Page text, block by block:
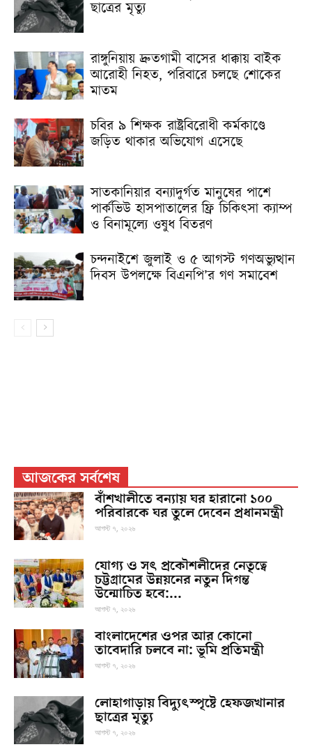
ছাত্রের মৃত্যু
রাঙ্গুনিয়ায় দ্রুতগামী বাসের ধাক্কায় বাইক
আরোহী নিহত, পরিবারে চলছে শোকের
মাতম
চবির ৯ শিক্ষক রাষ্ট্রবিরোধী কর্মকাণ্ডে
জড়িত থাকার অভিযোগ এসেছে
সাতকানিয়ার বন্যাদুর্গত মানুষের পাশে
পার্কভিউ হাসপাতালের ফ্রি চিকিৎসা ক্যাম্প
ও বিনামূল্যে ওষুধ বিতরণ
চন্দনাইশে জুলাই ও ৫ আগস্ট গণঅভ্যুত্থান
দিবস উপলক্ষে বিএনপি’র গণ সমাবেশ
আজকের সর্বশেষ
বাঁশখালীতে বন্যায় ঘর হারানো ১০০
পরিবারকে ঘর তুলে দেবেন প্রধানমন্ত্রী
আগস্ট ৭, ২০২৬
যোগ্য ও সৎ প্রকৌশলীদের নেতৃত্বে
চট্টগ্রামের উন্নয়নের নতুন দিগন্ত
উন্মোচিত হবে:...
আগস্ট ৭, ২০২৬
বাংলাদেশের ওপর আর কোনো
তাবেদারি চলবে না: ভূমি প্রতিমন্ত্রী
আগস্ট ৭, ২০২৬
লোহাগাড়ায় বিদ্যুৎস্পৃষ্টে হেফজখানার
ছাত্রের মৃত্যু
আগস্ট ৭, ২০২৬